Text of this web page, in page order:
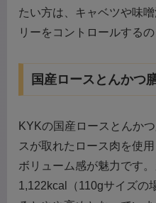
たい方は、キャベツや味
リーをコントロールする
国産ロースとんかつ
KYKの国産ロースとんか
スが取れたロース肉を使
ボリューム感が魅力です
1,122kcal（110gサイズの